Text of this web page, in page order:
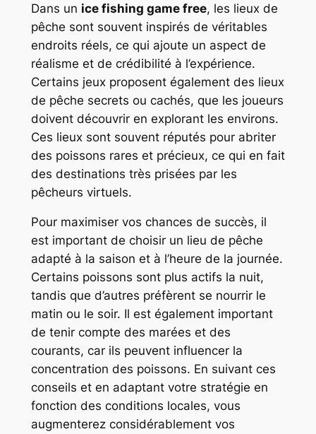
Dans un ice fishing game free, les lieux de
pêche sont souvent inspirés de véritables
endroits réels, ce qui ajoute un aspect de
réalisme et de crédibilité à l’expérience.
Certains jeux proposent également des lieux
de pêche secrets ou cachés, que les joueurs
doivent découvrir en explorant les environs.
Ces lieux sont souvent réputés pour abriter
des poissons rares et précieux, ce qui en fait
des destinations très prisées par les
pêcheurs virtuels.
Pour maximiser vos chances de succès, il
est important de choisir un lieu de pêche
adapté à la saison et à l’heure de la journée.
Certains poissons sont plus actifs la nuit,
tandis que d’autres préfèrent se nourrir le
matin ou le soir. Il est également important
de tenir compte des marées et des
courants, car ils peuvent influencer la
concentration des poissons. En suivant ces
conseils et en adaptant votre stratégie en
fonction des conditions locales, vous
augmenterez considérablement vos